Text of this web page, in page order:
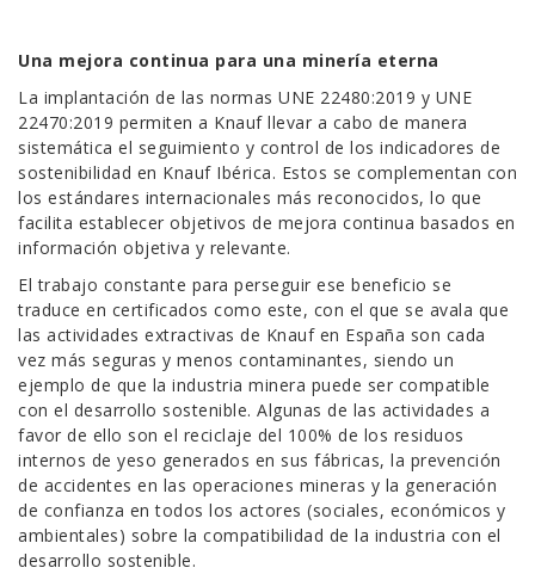
Una mejora continua para una minería eterna
La implantación de las normas UNE 22480:2019 y UNE
22470:2019 permiten a Knauf llevar a cabo de manera
sistemática el seguimiento y control de los indicadores de
sostenibilidad en Knauf Ibérica. Estos se complementan con
los estándares internacionales más reconocidos, lo que
facilita establecer objetivos de mejora continua basados en
información objetiva y relevante.
El trabajo constante para perseguir ese beneficio se
traduce en certificados como este, con el que se avala que
las actividades extractivas de Knauf en España son cada
vez más seguras y menos contaminantes, siendo un
ejemplo de que la industria minera puede ser compatible
con el desarrollo sostenible. Algunas de las actividades a
favor de ello son el reciclaje del 100% de los residuos
internos de yeso generados en sus fábricas, la prevención
de accidentes en las operaciones mineras y la generación
de confianza en todos los actores (sociales, económicos y
ambientales) sobre la compatibilidad de la industria con el
desarrollo sostenible.